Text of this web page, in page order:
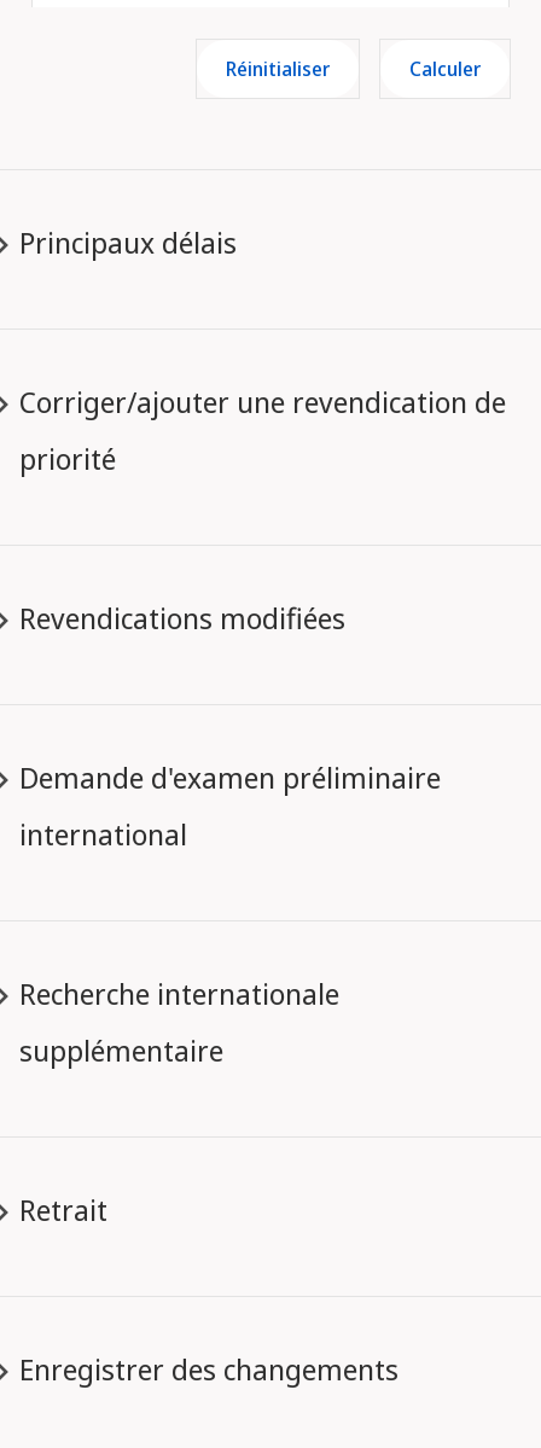
Réinitialiser Calculer
Principaux délais
Corriger/ajouter une revendication de
priorité
Revendications modifiées
Demande d'examen préliminaire
international
Recherche internationale
supplémentaire
Retrait
Enregistrer des changements